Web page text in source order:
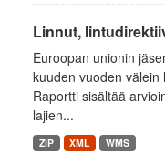
Linnut,
Euroopan unionin
kuuden vuoden välein
Raportti sisältää
lajien...
ZIP XML WMS